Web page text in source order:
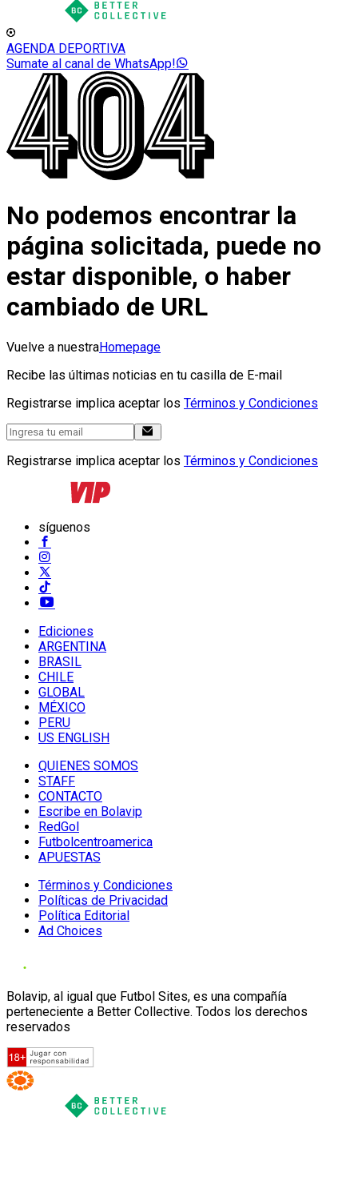
AGENDA DEPORTIVA
Sumate al canal de WhatsApp!
No podemos encontrar la
página solicitada, puede no
estar disponible, o haber
cambiado de URL
Vuelve a nuestraHomepage
Recibe las últimas noticias en tu casilla de E-mail
Registrarse implica aceptar los Términos y Condiciones
Registrarse implica aceptar los Términos y Condiciones
síguenos
Ediciones
ARGENTINA
BRASIL
CHILE
GLOBAL
MÉXICO
PERU
US ENGLISH
QUIENES SOMOS
STAFF
CONTACTO
Escribe en Bolavip
RedGol
Futbolcentroamerica
APUESTAS
Términos y Condiciones
Políticas de Privacidad
Política Editorial
Ad Choices
Bolavip, al igual que Futbol Sites, es una compañía
perteneciente a Better Collective. Todos los derechos
reservados